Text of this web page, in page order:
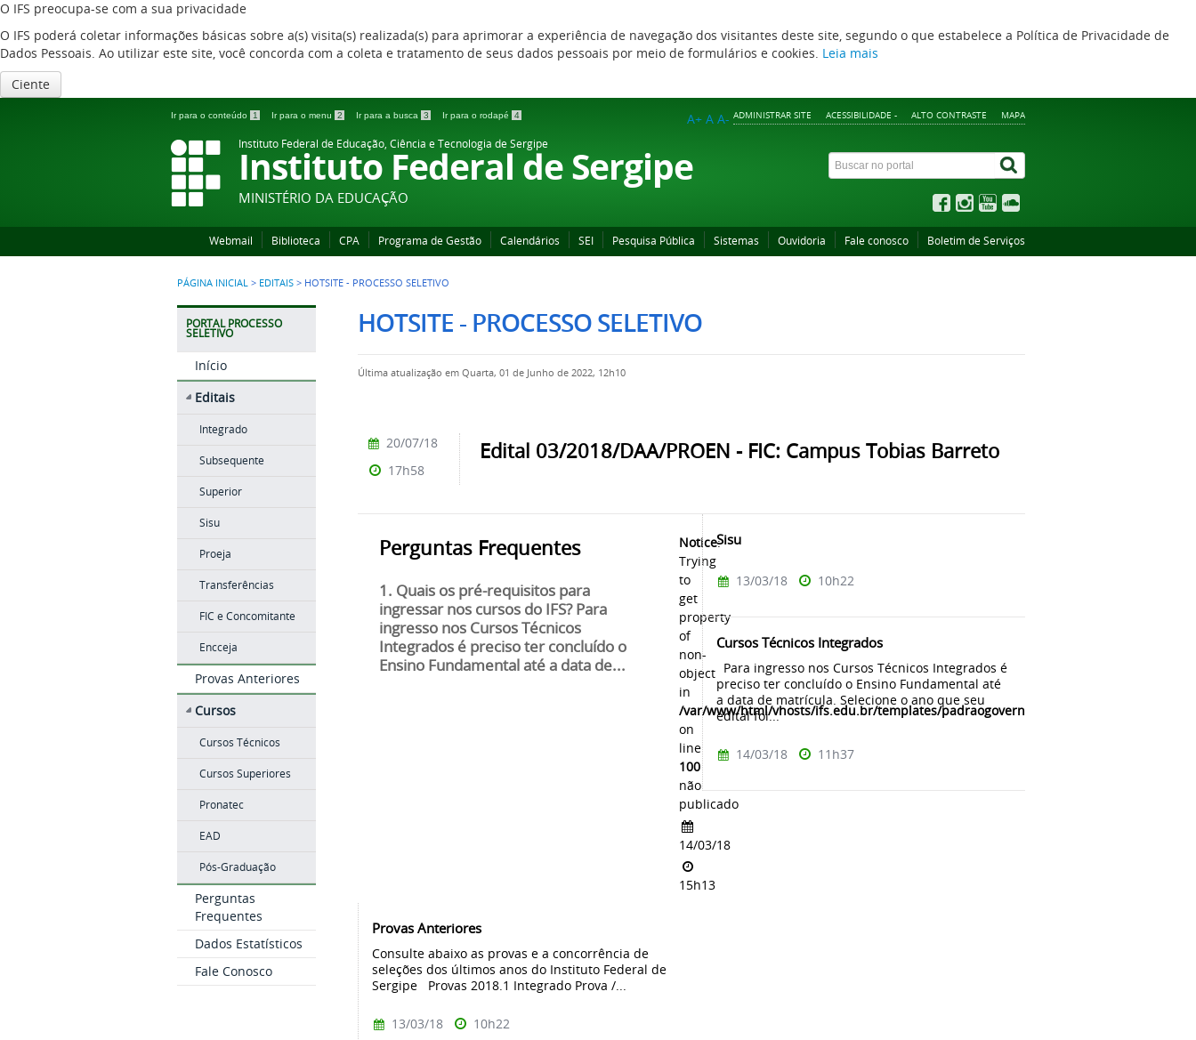
O IFS preocupa-se com a sua privacidade
O IFS poderá coletar informações básicas sobre a(s) visita(s) realizada(s) para aprimorar a experiência de navegação dos visitantes deste site, segundo o que estabelece a Política de Privacidade de
Dados Pessoais. Ao utilizar este site, você concorda com a coleta e tratamento de seus dados pessoais por meio de formulários e cookies. Leia mais
Ciente
Ir para o conteúdo 1 Ir para o menu 2 Ir para a busca 3 Ir para o rodapé 4 ADMINISTRAR SITE ACESSIBILIDADE - ALTO CONTRASTE MAPA
A+ A A-
Instituto Federal de Educação, Ciência e Tecnologia de Sergipe
Instituto Federal de Sergipe
MINISTÉRIO DA EDUCAÇÃO
Webmail Biblioteca CPA Programa de Gestão Calendários SEI Pesquisa Pública Sistemas Ouvidoria Fale conosco Boletim de Serviços
PÁGINA INICIAL > EDITAIS > HOTSITE - PROCESSO SELETIVO
PORTAL PROCESSO
SELETIVO
Início
Editais
Integrado
Subsequente
Superior
Sisu
Proeja
Transferências
FIC e Concomitante
Encceja
Provas Anteriores
Cursos
Cursos Técnicos
Cursos Superiores
Pronatec
EAD
Pós-Graduação
Perguntas
Frequentes
Dados Estatísticos
Fale Conosco
HOTSITE - PROCESSO SELETIVO
Última atualização em Quarta, 01 de Junho de 2022, 12h10
Edital 03/2018/DAA/PROEN - FIC: Campus Tobias Barreto
20/07/18
17h58
Perguntas Frequentes
1. Quais os pré-requisitos para
ingressar nos cursos do IFS? Para
ingresso nos Cursos Técnicos
Integrados é preciso ter concluído o
Ensino Fundamental até a data de...
Notice:
Trying
to
get
property
of
non-
object
in
/var/www/html/vhosts/ifs.edu.br/templates/padraogoverno01/html/com_content/
on
line
100
não
publicado
14/03/18
15h13
Sisu
13/03/18 10h22
Cursos Técnicos Integrados
Para ingresso nos Cursos Técnicos Integrados é
preciso ter concluído o Ensino Fundamental até
a data de matrícula. Selecione o ano que seu
edital foi...
14/03/18 11h37
Provas Anteriores
Consulte abaixo as provas e a concorrência de
seleções dos últimos anos do Instituto Federal de
Sergipe Provas 2018.1 Integrado Prova /...
13/03/18 10h22